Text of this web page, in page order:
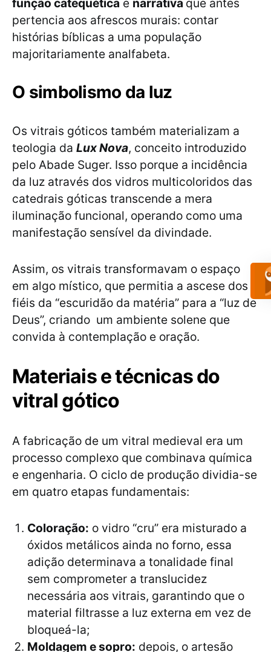
função catequética e narrativa que antes
pertencia aos afrescos murais: contar
histórias bíblicas a uma população
majoritariamente analfabeta.
O simbolismo da luz
Os vitrais góticos também materializam a
teologia da Lux Nova, conceito introduzido
pelo Abade Suger. Isso porque a incidência
da luz através dos vidros multicoloridos das
catedrais góticas transcende a mera
iluminação funcional, operando como uma
manifestação sensível da divindade.
Assim, os vitrais transformavam o espaço
em algo místico, que permitia a ascese dos
fiéis da “escuridão da matéria” para a “luz de
Deus”, criando um ambiente solene que
convida à contemplação e oração.
Materiais e técnicas do
vitral gótico
A fabricação de um vitral medieval era um
processo complexo que combinava química
e engenharia. O ciclo de produção dividia-se
em quatro etapas fundamentais:
Coloração: o vidro “cru” era misturado a
óxidos metálicos ainda no forno, essa
adição determinava a tonalidade final
sem comprometer a translucidez
necessária aos vitrais, garantindo que o
material filtrasse a luz externa em vez de
bloqueá-la;
Moldagem e sopro: depois, o artesão